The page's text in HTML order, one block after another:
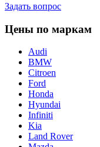
Задать вопрос
Цены по маркам
Audi
BMW
Citroen
Ford
Honda
Hyundai
Infiniti
Kia
Land Rover